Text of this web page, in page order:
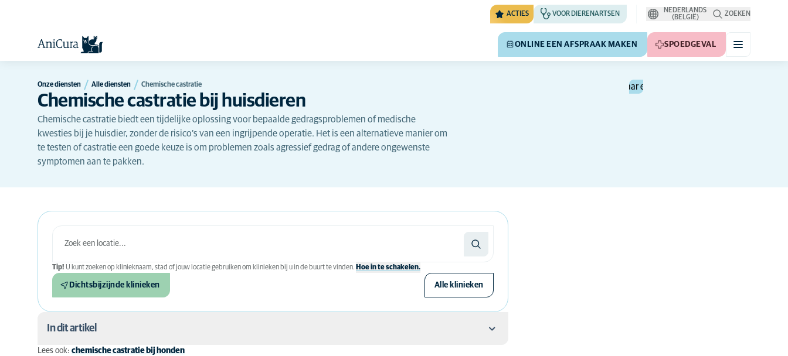
ACTIES VOOR DIERENARTSEN
NEDERLANDS
(BELGIË)
ZOEKEN
ONLINE EEN AFSPRAAK MAKEN SPOEDGEVAL
Onze diensten Alle diensten Chemische castratie
Chemische castratie bij huisdieren
Chemische castratie biedt een tijdelijke oplossing voor bepaalde gedragsproblemen of medische
kwesties bij je huisdier, zonder de risico’s van een ingrijpende operatie. Het is een alternatieve manier om
te testen of castratie een goede keuze is om problemen zoals agressief gedrag of andere ongewenste
symptomen aan te pakken.
Tip! U kunt zoeken op klinieknaam, stad of jouw locatie gebruiken om klinieken bij u in de buurt te vinden. Hoe in te schakelen.
Dichtsbijzijnde klinieken Alle klinieken
In dit artikel
Lees ook: chemische castratie bij honden